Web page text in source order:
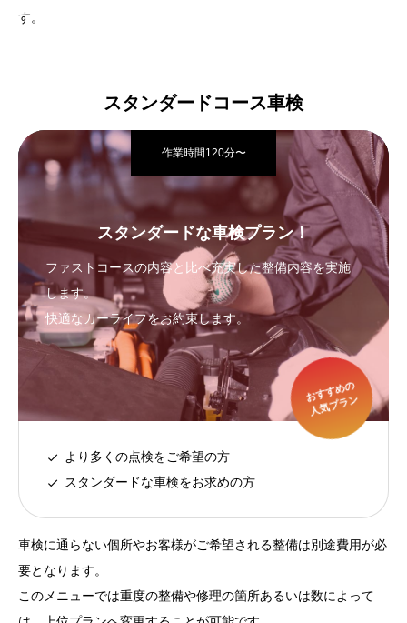
す。
スタンダードコース車検
作業時間120分〜
スタンダードな車検プラン！
ファストコースの内容と比べ充実した整備内容を実施
します。
快適なカーライフをお約束します。
お
す
す
め
の
人
気
プ
ラ
ン
より多くの点検をご希望の方
スタンダードな車検をお求めの方
車検に通らない個所やお客様がご希望される整備は別途費用が必
要となります。
このメニューでは重度の整備や修理の箇所あるいは数によって